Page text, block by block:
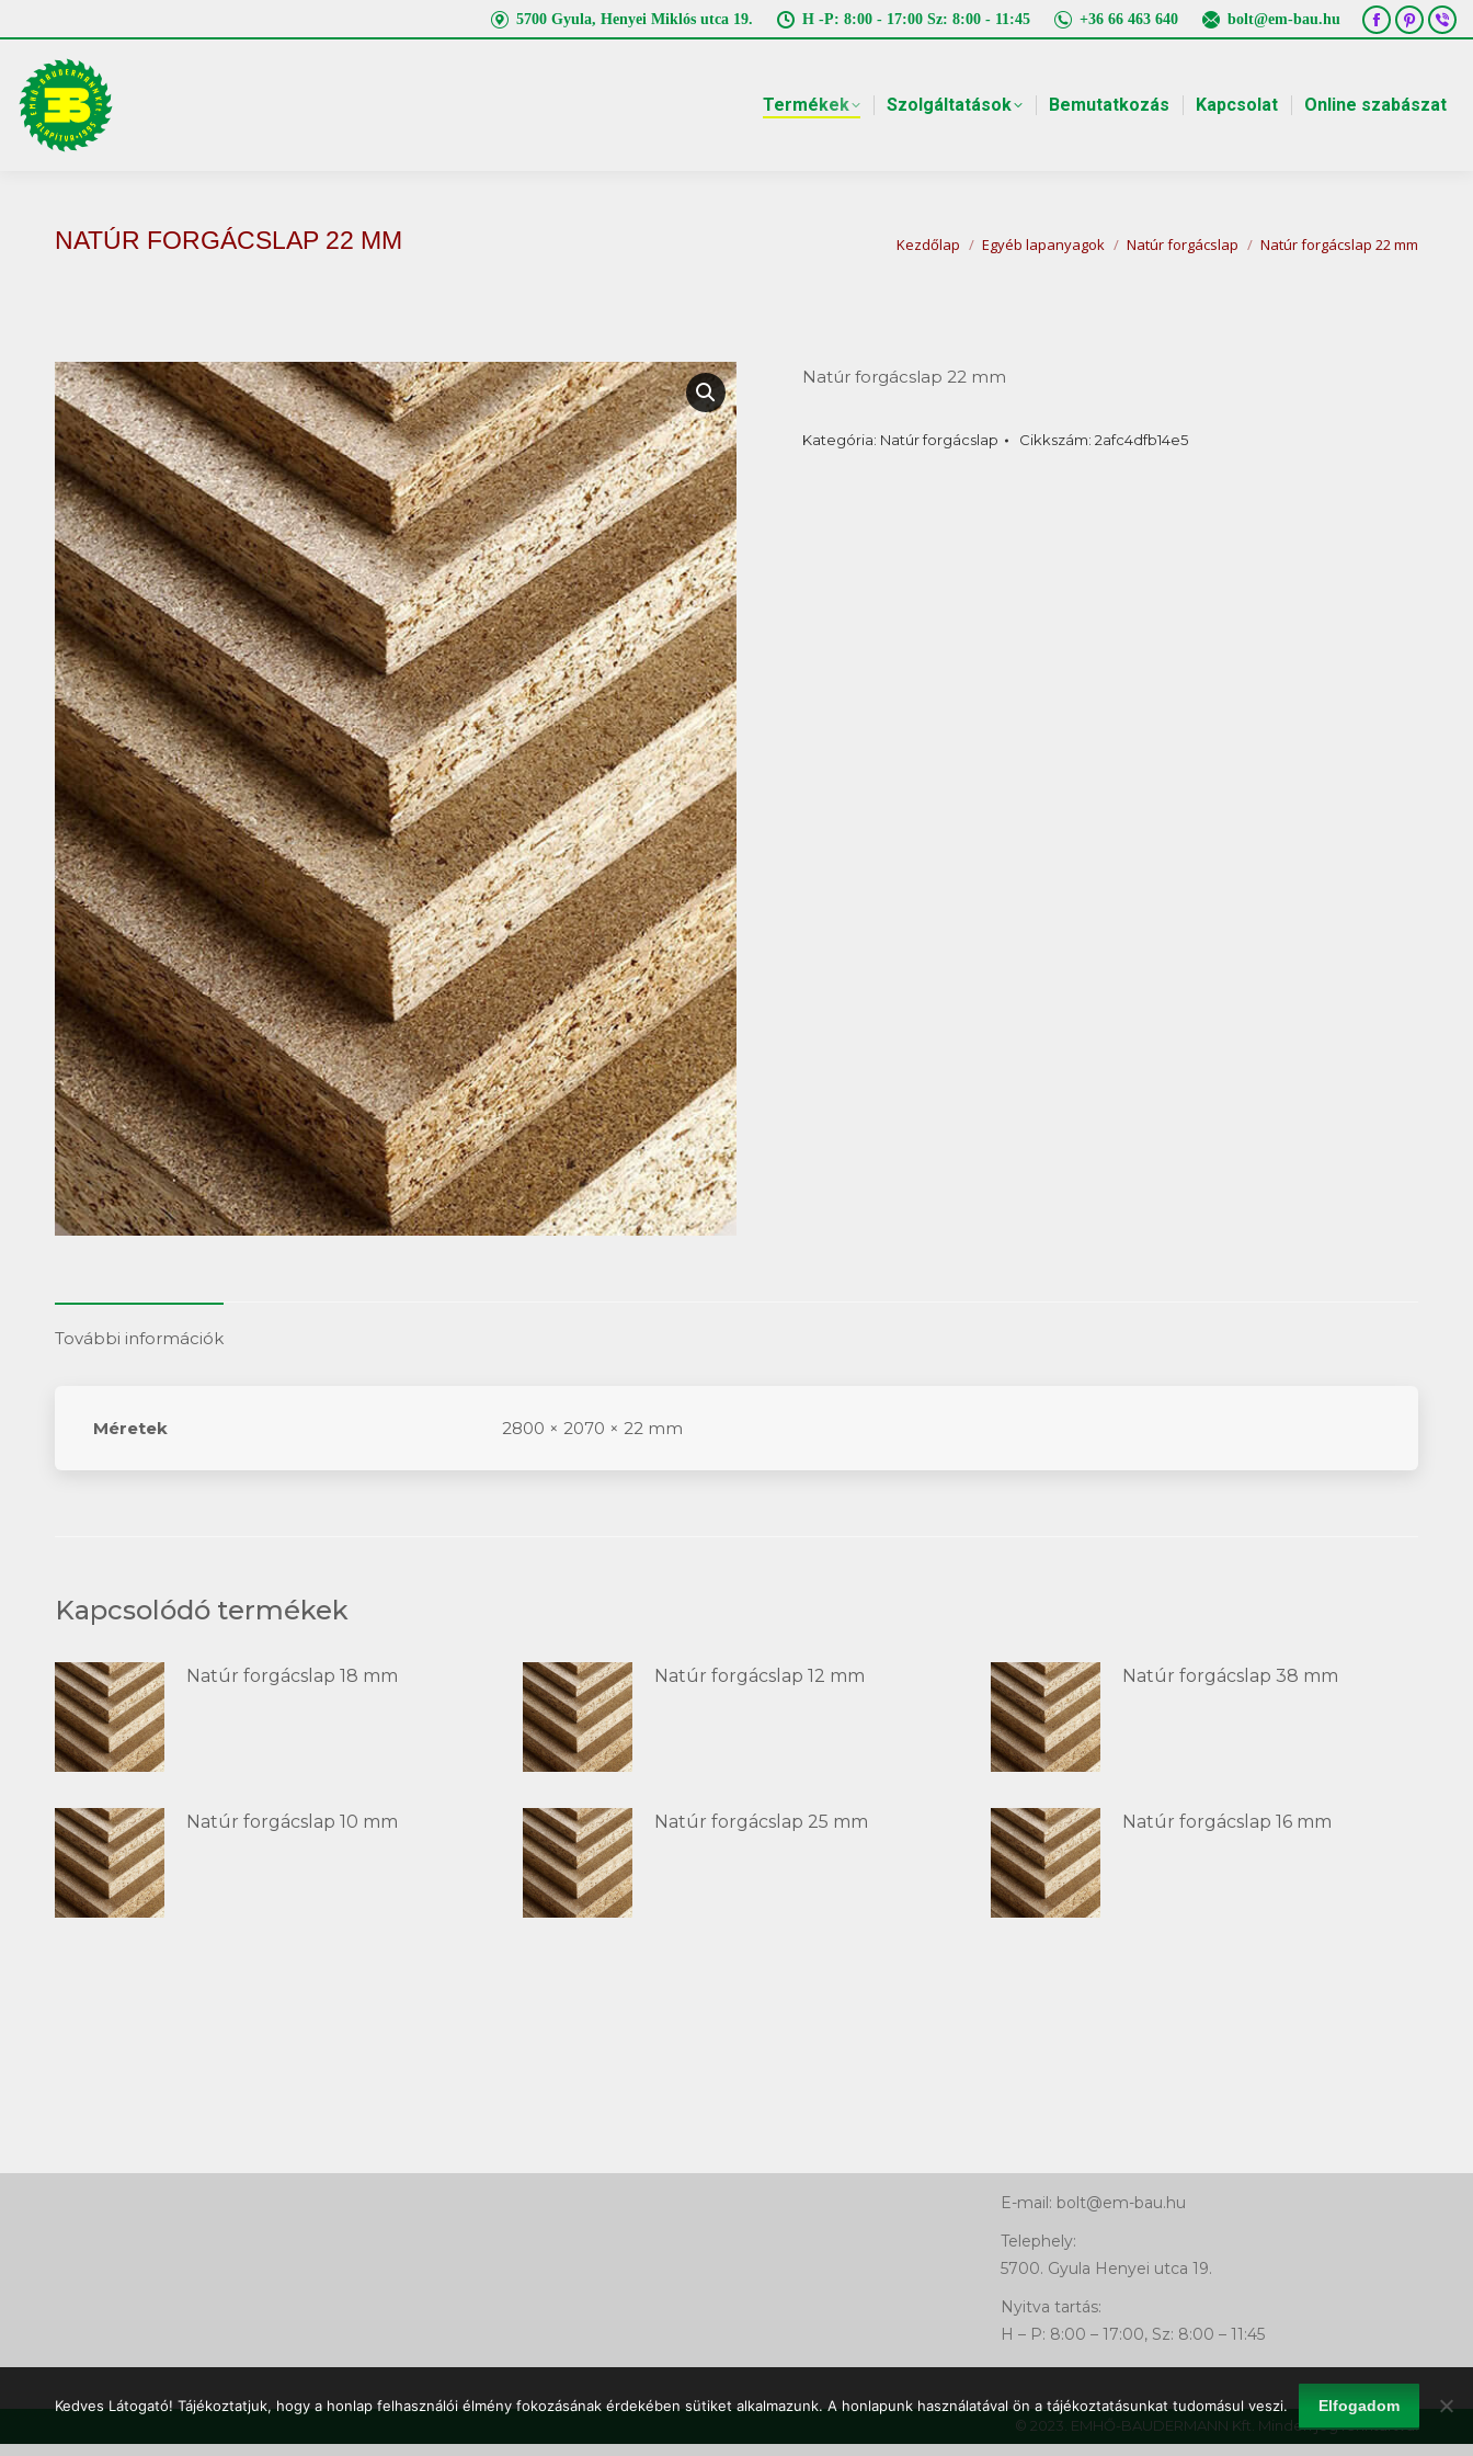
5700 Gyula, Henyei Miklós utca 19. H -P: 8:00 - 17:00 Sz: 8:00 - 11:45 +36 66 463 640 bolt@em-bau.hu
Facebook
in
in
in
Termékek Szolgáltatások Bemutatkozás Kapcsolat Online szabászat
NATÚR FORGÁCSLAP 22 MM You are here:
Kezdőlap Egyéb lapanyagok Natúr forgácslap Natúr forgácslap 22 mm
Natúr forgácslap 22 mm
Kategória: Natúr forgácslap Cikkszám: 2afc4dfb14e5
További információk
Méretek 2800 × 2070 × 22 mm
Kapcsolódó termékek
Natúr forgácslap 18 mm Natúr forgácslap 12 mm Natúr forgácslap 38 mm
Natúr forgácslap 10 mm Natúr forgácslap 25 mm Natúr forgácslap 16 mm
E-mail: bolt@em-bau.hu
Telephely:
5700. Gyula Henyei utca 19.
Nyitva tartás:
H – P: 8:00 – 17:00, Sz: 8:00 – 11:45
© 2023. EMHŐ-BAUDERMANN Kft. Minden jog fenntartva!
Kedves Látogató! Tájékoztatjuk, hogy a honlap felhasználói élmény fokozásának érdekében sütiket alkalmazunk. A honlapunk használatával ön a tájékoztatásunkat tudomásul veszi. Elfogadom